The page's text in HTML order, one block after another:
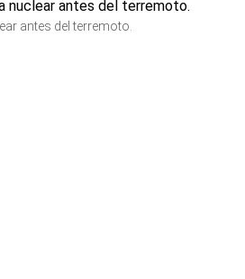
antes del terremoto.